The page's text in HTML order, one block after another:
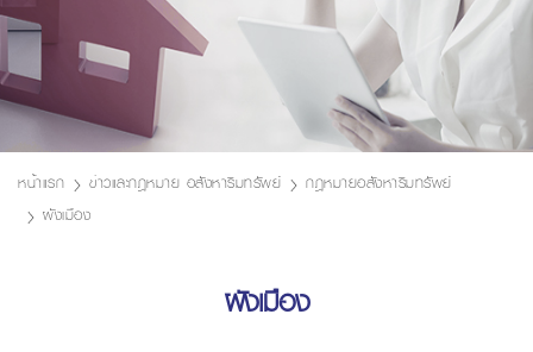
หน้าแรก ข่าวและกฎหมาย อสังหาริมทรัพย์
กฎหมายอสังหาริมทรัพย์
ผังเมือง
ผังเมือง